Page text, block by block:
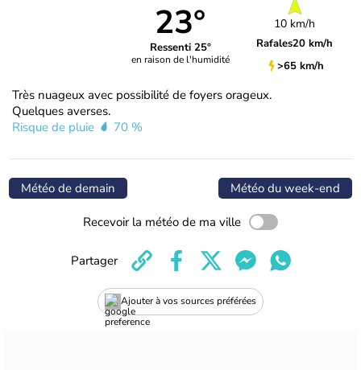
23°
Ressenti 25°
en raison de l'humidité
10 km/h
Rafales20 km/h
>65 km/h
Très nuageux avec possibilité de foyers orageux.
Quelques averses.
Risque de pluie
70 %
Météo de demain Météo du week-end
Recevoir la météo de ma ville
Ajouter à vos sources préférées
Partager